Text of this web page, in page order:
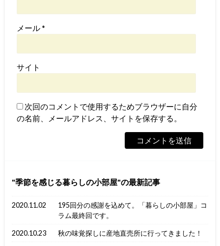
メール*
サイト
次回のコメントで使用するためブラウザーに自分
の名前、メールアドレス、サイトを保存する。
季節を感じる暮らしの小部屋 の最新記事
2020.11.02
195回分の感謝を込めて。「暮らしの小部屋」コ
ラム最終回です。
2020.10.23 秋の味覚探しに産地直売所に行ってきました！